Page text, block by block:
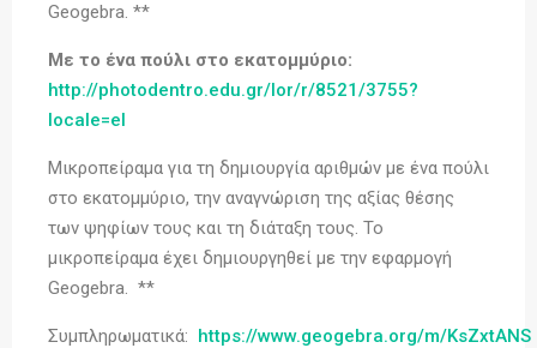
Geogebra. **
Με το ένα πούλι στο εκατομμύριο:
http://photodentro.edu.gr/lor/r/8521/3755?
locale=el
Μικροπείραμα για τη δημιουργία αριθμών με ένα πούλι
στο εκατομμύριο, την αναγνώριση της αξίας θέσης
των ψηφίων τους και τη διάταξη τους. Το
μικροπείραμα έχει δημιουργηθεί με την εφαρμογή
Geogebra. **
Συμπληρωματικά: https://www.geogebra.org/m/KsZxtANS